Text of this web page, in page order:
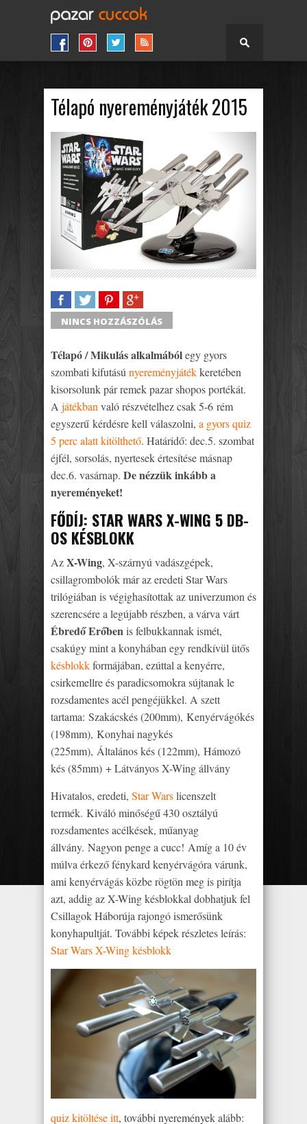
Télapó nyereményjáték 2015
SHARETWEETSHARESHARE
NINCS HOZZÁSZÓLÁS
Télapó / Mikulás alkalmábólegy gyors
szombati kifutásúnyereményjátékkeretében
kisorsolunk pár remek pazar shopos portékát.
A játékbanvaló részvételhez csak 5-6 rém
egyszerű kérdésre kell válaszolni, a gyors quiz
5 perc alatt kitölthető. Határidő: dec.5. szombat
éjfél, sorsolás, nyertesek értesítése másnap
dec.6. vasárnap. De nézzük inkább a
nyereményeket!
FŐDÍJ: STAR WARS X-WING 5 DB-
OS KÉSBLOKK
AzX-Wing, X-szárnyú vadászgépek,
csillagrombolók már az eredeti Star Wars
trilógiában is végighasítottak az univerzumon és
szerencsére a legújabb részben, a várva várt
Ébredő Erőbenis felbukkannak ismét,
csakúgy mint a konyhában egy rendkívül ütős
késblokkformájában, ezúttal a kenyérre,
csirkemellre és paradicsomokra sújtanak le
rozsdamentes acél pengéjükkel. A szett
tartama: Szakácskés (200mm), Kenyérvágókés
(198mm), Konyhai nagykés
(225mm), Általános kés (122mm), Hámozó
kés (85mm) + Látványos X-Wing állvány
Hivatalos, eredeti, Star Warslicenszelt
termék. Kiváló minőségű 430 osztályú
rozsdamentes acélkések, műanyag
állvány. Nagyon penge a cucc! Amíg a 10 év
múlva érkező fénykard kenyérvágóra várunk,
ami kenyérvágás közbe rögtön meg is pirítja
azt, addig az X-Wing késblokkal dobhatjuk fel
Csillagok Háborúja rajongó ismerősünk
konyhapultját. További képek részletes leírás:
Star Wars X-Wing késblokk
quiz kitöltése itt, további nyeremények alább: